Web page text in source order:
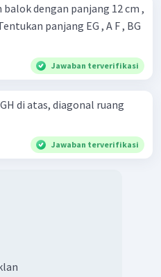
balok dengan panjang 12 cm ,
panjang EG , A F , BG
Jawaban terverifikasi
di atas, diagonal ruang
Jawaban terverifikasi